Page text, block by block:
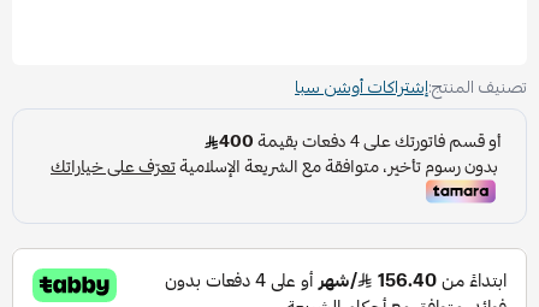
تصنيف المنتج:إشتراكات أوشن سبا